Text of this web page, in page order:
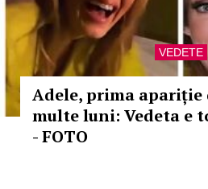
VEDETE
Adele, prima apariție
multe luni: Vedeta e
- FOTO